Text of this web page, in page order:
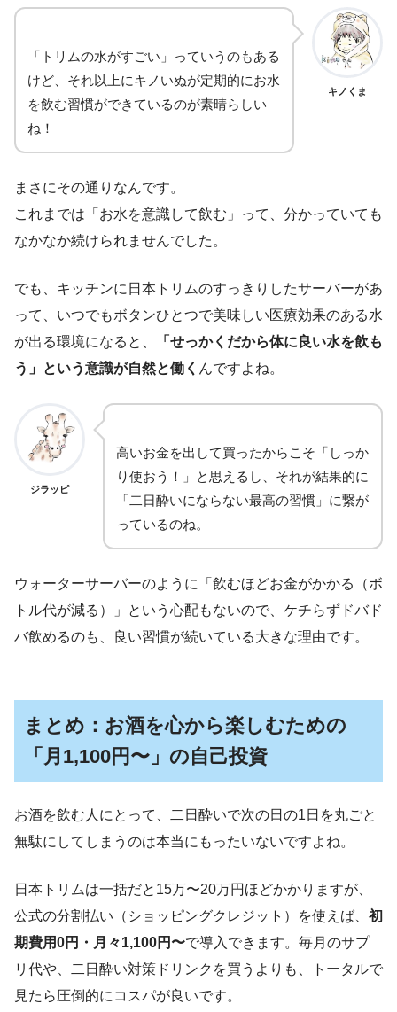
「トリムの水がすごい」っていうのもある
けど、それ以上にキノいぬが定期的にお水
を飲む習慣ができているのが素晴らしい
ね！
キノくま
まさにその通りなんです。
これまでは「お水を意識して飲む」って、分かっていても
なかなか続けられませんでした。
でも、キッチンに日本トリムのすっきりしたサーバーがあ
って、いつでもボタンひとつで美味しい医療効果のある水
が出る環境になると、
「せっかくだから体に良い水を飲も
う」という意識が自然と働く んですよね。
ジラッピ
高いお金を出して買ったからこそ「しっか
り使おう！」と思えるし、それが結果的に
「二日酔いにならない最高の習慣」に繋が
っているのね。
ウォーターサーバーのように「飲むほどお金がかかる（ボ
トル代が減る）」という心配もないので、ケチらずドバド
バ飲めるのも、良い習慣が続いている大きな理由です。
まとめ：お酒を心から楽しむための
「月1,100円〜」の自己投資
お酒を飲む人にとって、二日酔いで次の日の1日を丸ごと
無駄にしてしまうのは本当にもったいないですよね。
日本トリムは一括だと15万〜20万円ほどかかりますが、
公式の分割払い（ショッピングクレジット）を使えば、 初
期費用0円・月々1,100円〜で導入できます。毎月のサプ
リ代や、二日酔い対策ドリンクを買うよりも、トータルで
見たら圧倒的にコスパが良いです。